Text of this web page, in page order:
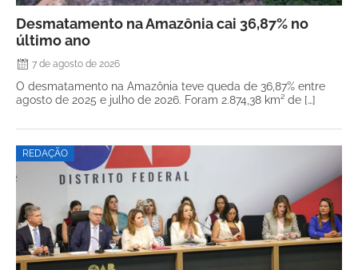
Desmatamento na Amazônia cai 36,87% no
último ano
7 de agosto de 2026
O desmatamento na Amazônia teve queda de 36,87% entre
agosto de 2025 e julho de 2026. Foram 2.874,38 km² de […]
REDAÇÃO